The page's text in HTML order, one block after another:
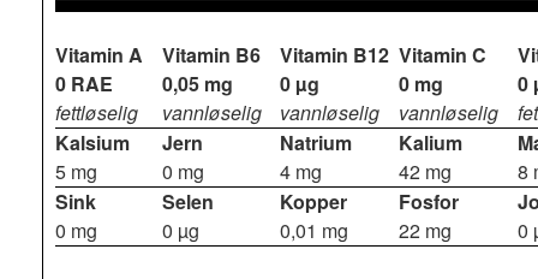
Vitamin A
0 RAE
fettløselig
Vitamin B6
0,05 mg
vannløselig
Vitamin B12
0 µg
vannløselig
Vitamin C
0 mg
vannløselig
0
Kalsium
5 mg
Jern
0 mg
Natrium
4 mg
Kalium
42 mg
8
Sink
0 mg
Selen
0 µg
Kopper
0,01 mg
Fosfor
22 mg
0